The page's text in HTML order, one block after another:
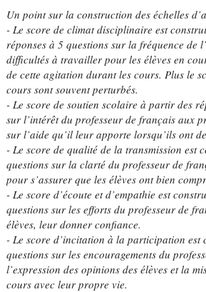
Un point sur la construction des échelles
- Le score de climat disciplinaire est
réponses à 5 questions sur la fréquence de
difficultés à travailler pour les élèves en
de cette agitation durant les cours. Plus le
cours sont souvent perturbés.
- Le score de soutien scolaire à partir des
sur l’intérêt du professeur de français aux
sur l’aide qu’il leur apporte lorsqu’ils ont
- Le score de qualité de la transmission est
questions sur la clarté du professeur de
pour s’assurer que les élèves ont bien
- Le score d’écoute et d’empathie est
questions sur les efforts du professeur de
élèves, leur donner confiance.
- Le score d’incitation à la participation
questions sur les encouragements du
l’expression des opinions des élèves et la
cours avec leur propre vie.